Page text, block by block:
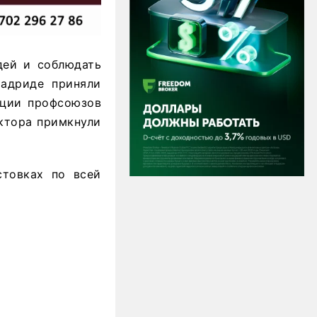
и соблюдать
приняли
профсоюзов
примкнули
по всей